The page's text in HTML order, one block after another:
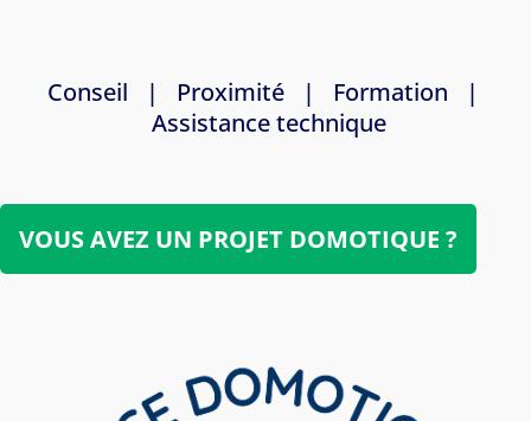
Conseil | Proximité | Formation |
Assistance technique
VOUS AVEZ UN PROJET DOMOTIQUE ?